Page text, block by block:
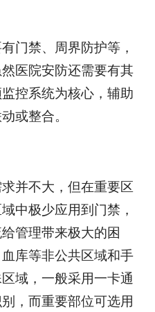
禁、周界防护等，
医院安防还需要有其
控系统为核心，辅助
或整合。
并不大，但在重要区
中极少应用到门禁，
管理带来极大的困
库等非公共区域和手
域，一般采用一卡通
，而重要部位可选用